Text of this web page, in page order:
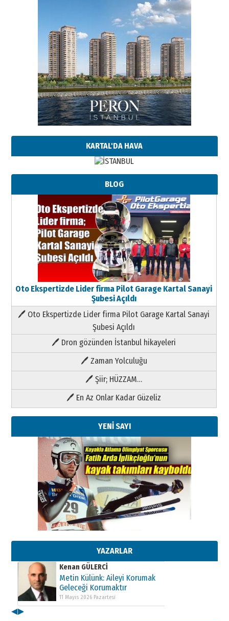
KARTAL'DA HAVA
BLOG
Oto Ekspertizde Lider firma Pilot Garage Kartal Sanayi
Şubesi Açıldı
🖊 Oto Ekspertizde Lider firma Pilot Garage Kartal Sanayi
Şubesi Açıldı
🖊 Dron gözünden İstanbul hikayeleri
🖊 Zaman Yolculuğu
🖊 Şiir; HÜZZAM…
🖊 En Az Onlar Kadar Güzeliz
YENİ SAYI
YAZARLAR
Kenan GÜLERCİ
Metin Külünk: Aileyi Korumak
11 Mayıs 2026 Pazartesi
Kenan GÜLERCİ
Metin Külünk: Aileyi Korumak
Geleceği Korumaktır
11 Mayıs 2026 Pazartesi
◀▶